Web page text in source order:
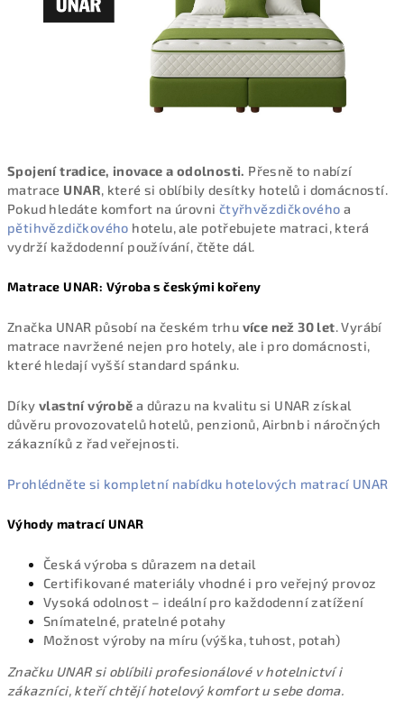
Spojení tradice, inovace a odolnosti. Přesně to nabízí
matrace UNAR, které si oblíbily desítky hotelů i domácností.
Pokud hledáte komfort na úrovni čtyřhvězdičkového a
pětihvězdičkového hotelu, ale potřebujete matraci, která
vydrží každodenní používání, čtěte dál.
Matrace UNAR: Výroba s českými kořeny
Značka UNAR působí na českém trhu více než 30 let. Vyrábí
matrace navržené nejen pro hotely, ale i pro domácnosti,
které hledají vyšší standard spánku.
Díky vlastní výrobě a důrazu na kvalitu si UNAR získal
důvěru provozovatelů hotelů, penzionů, Airbnb i náročných
zákazníků z řad veřejnosti.
Prohlédněte si kompletní nabídku hotelových matrací UNAR
Výhody matrací UNAR
Česká výroba s důrazem na detail
Certifikované materiály vhodné i pro veřejný provoz
Vysoká odolnost – ideální pro každodenní zatížení
Snímatelné, pratelné potahy
Možnost výroby na míru (výška, tuhost, potah)
Značku UNAR si oblíbili profesionálové v hotelnictví i
zákazníci, kteří chtějí hotelový komfort u sebe doma.